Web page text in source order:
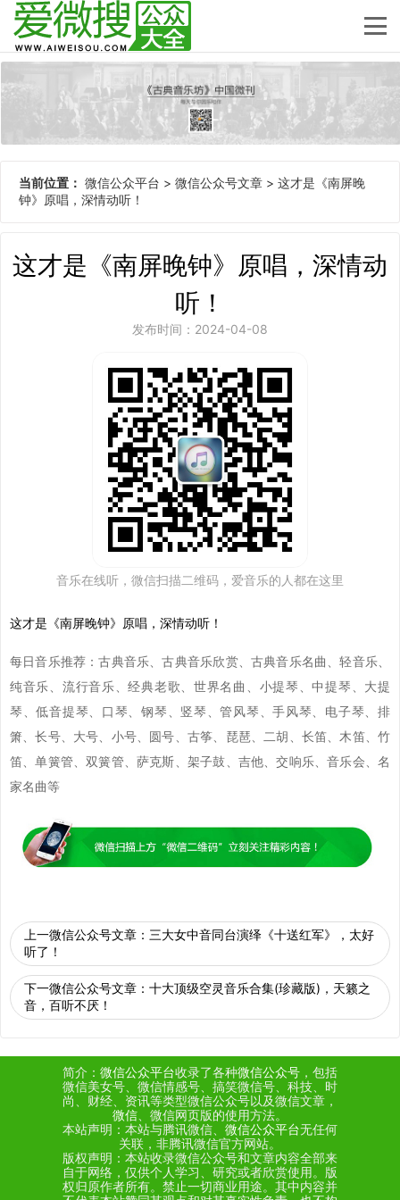
当前位置： 微信公众平台 > 微信公众号文章 > 这才是《南屏晚
钟》原唱，深情动听！
这才是《南屏晚钟》原唱，深情动
听！
发布时间：2024-04-08
音乐在线听，微信扫描二维码，爱音乐的人都在这里
这才是《南屏晚钟》原唱，深情动听！
每日音乐推荐：古典音乐、古典音乐欣赏、古典音乐名曲、轻音乐、
纯音乐、流行音乐、经典老歌、世界名曲、小提琴、中提琴、大提
琴、低音提琴、口琴、钢琴、竖琴、管风琴、手风琴、电子琴、排
箫、长号、大号、小号、圆号、古筝、琵琶、二胡、长笛、木笛、竹
笛、单簧管、双簧管、萨克斯、架子鼓、吉他、交响乐、音乐会、名
家名曲等
上一微信公众号文章： 三大女中音同台演绎《十送红军》，太好
听了！
下一微信公众号文章： 十大顶级空灵音乐合集(珍藏版)，天籁之
音，百听不厌！
简介： 微信公众平台收录了各种微信公众号 ，包括
微信美女号、微信情感号、搞笑微信号、科技、时
尚、财经、资讯等类型微信公众号以及微信文章，
微信 、微信网页版的使用方法。
本站声明：本站与腾讯微信、 微信公众平台无任何
关联，非腾讯微信官方网站。
版权声明：本站收录微信公众号和文章内容全部来
自于网络，仅供个人学习、研究或者欣赏使用。版
权归原作者所有。禁止一切商业用途。其中内容并